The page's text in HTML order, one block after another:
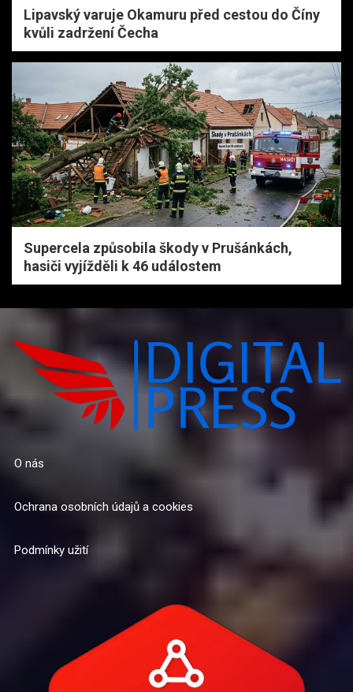
Lipavský varuje Okamuru před cestou do Číny
kvůli zadržení Čecha
Supercela způsobila škody v Prušánkách,
hasiči vyjížděli k 46 událostem
O nás
Ochrana osobních údajů a cookies
Podmínky užití